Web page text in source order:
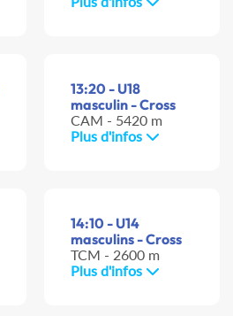
13:20 - U18
masculin - Cross
CAM - 5420 m
Plus d'infos
14:10 - U14
masculins - Cross
TCM - 2600 m
Plus d'infos